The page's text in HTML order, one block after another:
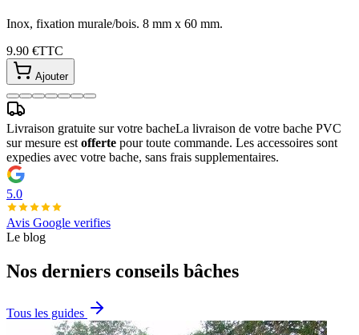
Inox, fixation murale/bois. 8 mm x 60 mm.
9.90 €TTC
Ajouter
Livraison gratuite sur votre bacheLa livraison de votre bache PVC
sur mesure est offerte pour toute commande. Les accessoires sont
expedies avec votre bache, sans frais supplementaires.
5.0
Avis Google verifies
Le blog
Nos derniers conseils bâches
Tous les guides